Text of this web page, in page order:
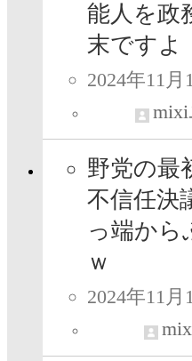
能人を政
末ですよ
2024年11月
野党の最
不信任決
っ端から
ｗ
2024年11月